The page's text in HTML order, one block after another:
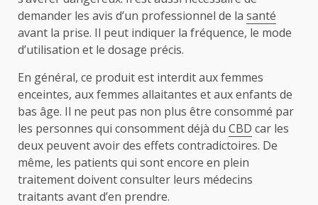
demander les avis d’un professionnel de la santé
avant la prise. Il peut indiquer la fréquence, le mode
d’utilisation et le dosage précis.
En général, ce produit est interdit aux femmes
enceintes, aux femmes allaitantes et aux enfants de
bas âge. Il ne peut pas non plus être consommé par
les personnes qui consomment déjà du CBD car les
deux peuvent avoir des effets contradictoires. De
même, les patients qui sont encore en plein
traitement doivent consulter leurs médecins
traitants avant d’en prendre.